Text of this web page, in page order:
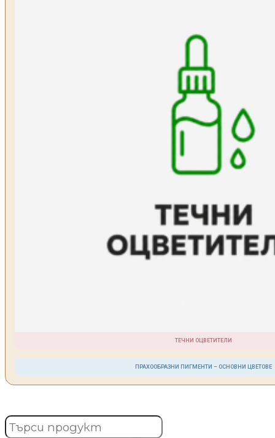
ТЕЧНИ ОЦВЕТИТЕЛИ
ПРАХООБРАЗНИ ПИГМЕНТИ – ОСНОВНИ ЦВЕТОВЕ